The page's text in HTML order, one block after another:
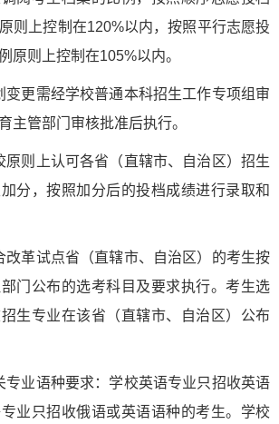
则上控制在120%以内，按照平行志愿投
原则上控制在105%以内。
更需经学校普通本科招生工作专项组审
主管部门审核批准后执行。
则上认可各省（直辖市、自治区）招生
分，按照加分后的投档成绩进行录取和
改革试点省（直辖市、自治区）的考生按
门公布的选考科目及要求执行。考生选
生专业在该省（直辖市、自治区）公布
专业语种要求：学校英语专业只招收英语
业只招收俄语或英语语种的考生。学校